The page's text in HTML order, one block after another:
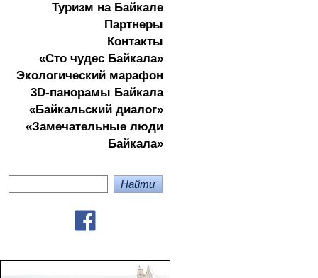
Туризм на Байкале
Партнеры
Контакты
«Сто чудес Байкала»
Экологичеcкий марафон
3D-панорамы Байкала
«Байкальский диалог»
«Замечательные люди
Байкала»